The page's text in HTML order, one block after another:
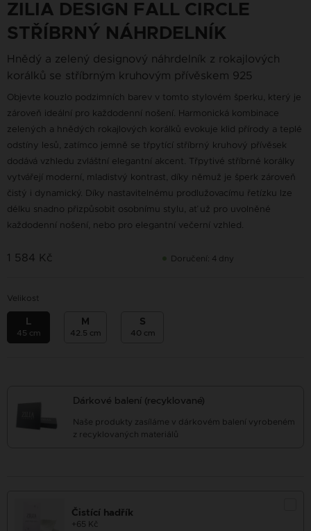
ZILIA DESIGN FALL CIRCLE
STŘÍBRNÝ NÁHRDELNÍK
Hnědý a zelený designový náhrdelník z rokajlových
korálků se stříbrným kruhovým přívěskem 925
Objevte kouzlo podzimních barev v tomto stylovém šperku, který je
zároveň ideální pro každodenní nošení. Harmonická kombinace
zelených a hnědých rokajlových korálků evokuje klid přírody a teplé
odstíny lesů, zatímco jemně se třpytící stříbrný kruhový přívěsek
dodává vzhledu zvláštní elegantní akcent. Třpytivé stříbrné korálky
vytvářejí moderní, mladistvý kontrast, díky němuž je šperk zároveň
čistý i dynamický. Díky nastavitelnému prodlužovacímu řetízku lze
délku snadno přizpůsobit osobnímu stylu, ať už pro uvolněné
každodenní nošení, nebo pro elegantní večerní vzhled.
1 584 Kč Doručení: 4 dny
Velikost
L
45 cm
M
42.5 cm
S
40 cm
Dárkové balení (recyklované)
Naše produkty zasíláme v dárkovém balení vyrobeném
z recyklovaných materiálů
Čistící hadřík
+65 Kč